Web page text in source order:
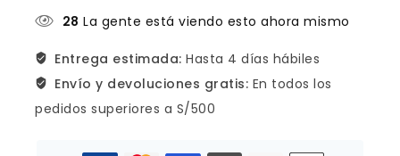
28 La gente está viendo esto ahora mismo
Entrega estimada: Hasta 4 días hábiles
Envío y devoluciones gratis: En todos los
pedidos superiores a S/500